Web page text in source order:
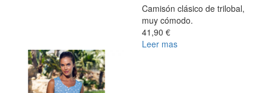
Camisón clásico de trilobal,
muy cómodo.
41,90 €
Leer mas